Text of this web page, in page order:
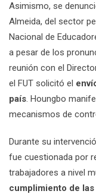
Asimismo, se
Almeida, del sector
Nacional de
a pesar de los
reunión con el
el FUT solicitó el
país. Houngbo
mecanismos de
Durante su
fue cuestionada por
trabajadores a nivel
cumplimiento de